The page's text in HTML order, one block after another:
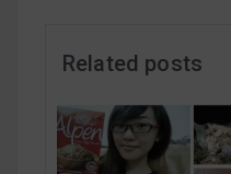
蔬食純素營養
純素料理食譜
Related posts